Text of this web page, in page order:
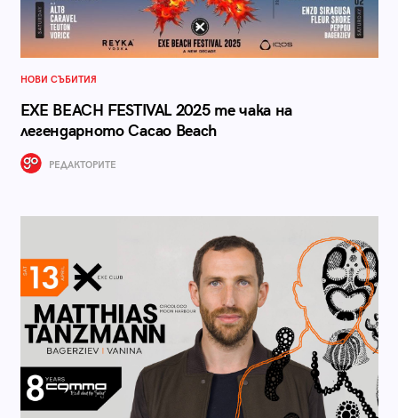
НОВИ СЪБИТИЯ
EXE BEACH FESTIVAL 2025 те чака на
легендарното Cacao Beach
РЕДАКТОРИТЕ